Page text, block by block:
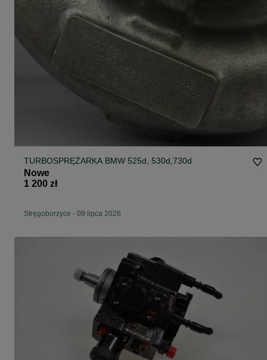
TURBOSPRĘŻARKA BMW 525d, 530d,730d
Nowe
1 200 zł
Stręgoborzyce - 09 lipca 2026